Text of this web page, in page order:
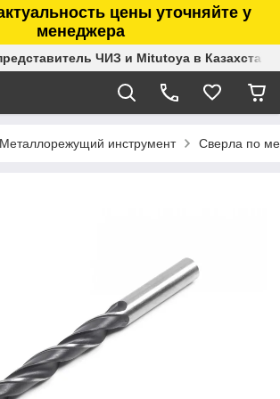
цены уточняйте у
менеджера
ЧИЗ и Mitutoya в Казахстане
Металлорежущий инструмент Сверла по